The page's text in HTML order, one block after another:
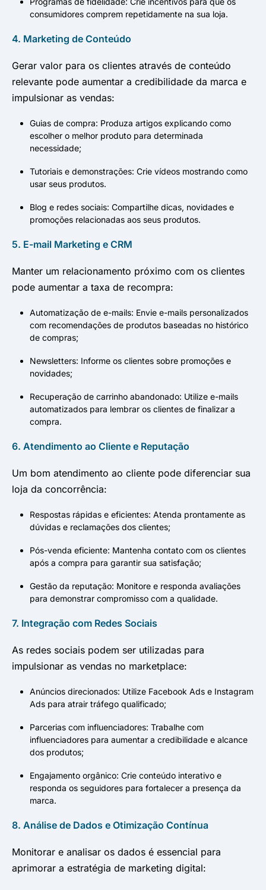
consumidores comprem repetidamente na sua loja.
4. Marketing de Conteúdo
Gerar valor para os clientes através de conteúdo
relevante pode aumentar a credibilidade da marca e
impulsionar as vendas:
Guias de compra: Produza artigos explicando como
escolher o melhor produto para determinada
necessidade;
Tutoriais e demonstrações: Crie vídeos mostrando como
usar seus produtos.
Blog e redes sociais: Compartilhe dicas, novidades e
promoções relacionadas aos seus produtos.
5. E-mail Marketing e CRM
Manter um relacionamento próximo com os clientes
pode aumentar a taxa de recompra:
Automatização de e-mails: Envie e-mails personalizados
com recomendações de produtos baseadas no histórico
de compras;
Newsletters: Informe os clientes sobre promoções e
novidades;
Recuperação de carrinho abandonado: Utilize e-mails
automatizados para lembrar os clientes de finalizar a
compra.
6. Atendimento ao Cliente e Reputação
Um bom atendimento ao cliente pode diferenciar sua
loja da concorrência:
Respostas rápidas e eficientes: Atenda prontamente as
dúvidas e reclamações dos clientes;
Pós-venda eficiente: Mantenha contato com os clientes
após a compra para garantir sua satisfação;
Gestão da reputação: Monitore e responda avaliações
para demonstrar compromisso com a qualidade.
7. Integração com Redes Sociais
As redes sociais podem ser utilizadas para
impulsionar as vendas no marketplace:
Anúncios direcionados: Utilize Facebook Ads e Instagram
Ads para atrair tráfego qualificado;
Parcerias com influenciadores: Trabalhe com
influenciadores para aumentar a credibilidade e alcance
dos produtos;
Engajamento orgânico: Crie conteúdo interativo e
responda os seguidores para fortalecer a presença da
marca.
8. Análise de Dados e Otimização Contínua
Monitorar e analisar os dados é essencial para
aprimorar a estratégia de marketing digital: